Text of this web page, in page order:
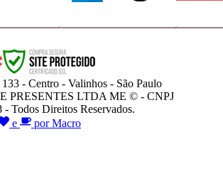
- Centro - Valinhos - São Paulo
PRESENTES LTDA ME © - CNPJ
- Todos Direitos Reservados.
e por Macro